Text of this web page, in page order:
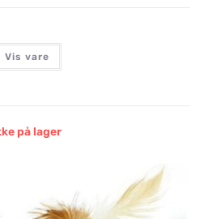
Vis vare
på lager